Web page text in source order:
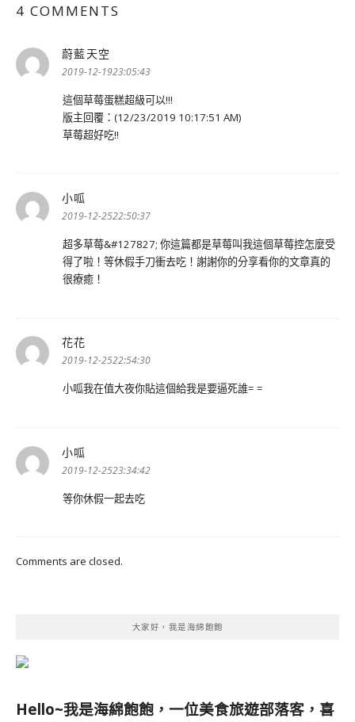
4 COMMENTS
蔚藍天空
示:
2019-12-1923:05:43
這個草莓蛋糕超級可以!!!
版主回覆：(12/23/2019 10:17:51 AM)
草莓超好吃!!
小呱
示:
2019-12-2522:50:37
超多草莓&#127827; 你這篇都是草莓叫我這個草莓控怎麼受
得了啦！等休假手刀衝去吃！謝謝你的分享看你的文章真的
很療癒！
花花
示:
2019-12-2522:54:30
小呱我在值大夜你貼這個給我是要逼死誰= =
小呱
示:
2019-12-2523:34:42
等你休假一起去吃
Comments are closed.
大家好，我是海綿飽飽
Hello~我是海綿飽飽，一位美食旅遊部落客， 喜